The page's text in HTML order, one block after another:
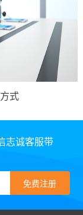
式
志诚客服带